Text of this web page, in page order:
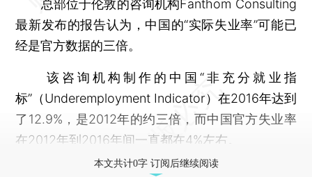
总部位于伦敦的咨询机构Fanthom Consulting
最新发布的报告认为，中国的“实际失业率”可能已
经是官方数据的三倍。
该咨询机构制作的中国“非充分就业指
标”（Underemployment Indicator）在2016年达到
了12.9%，是2012年的约三倍，而中国官方失业率
在2012年到2016年间一直都在4%左右。
本文共计0字 订阅后继续阅读